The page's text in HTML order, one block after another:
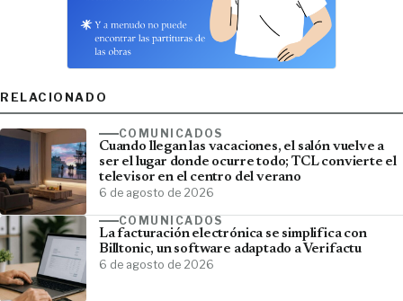
RELACIONADO
COMUNICADOS
Cuando llegan las vacaciones, el salón vuelve a
ser el lugar donde ocurre todo; TCL convierte el
televisor en el centro del verano
6 de agosto de 2026
COMUNICADOS
La facturación electrónica se simplifica con
Billtonic, un software adaptado a Verifactu
6 de agosto de 2026